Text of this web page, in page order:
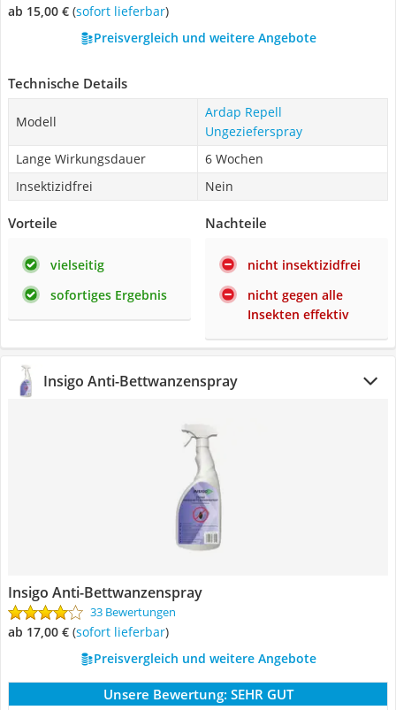
ab 15,00 € ( Sofort lieferbar)
Preisvergleich und weitere Angebote
Technische Details
Modell
Ardap Repell
Ungezieferspray
Lange Wirkungsdauer
6 Wochen
Insektizidfrei
Nein
Vorteile
vielseitig
sofortiges Ergebnis
Nachteile
nicht insektizidfrei
nicht gegen alle
Insekten effektiv
Insigo Anti-Bettwanzenspray
Insigo Anti-Bettwanzenspray
33 Bewertungen
ab 17,00 € ( Sofort lieferbar)
Preisvergleich und weitere Angebote
Unsere Bewertung: SEHR GUT